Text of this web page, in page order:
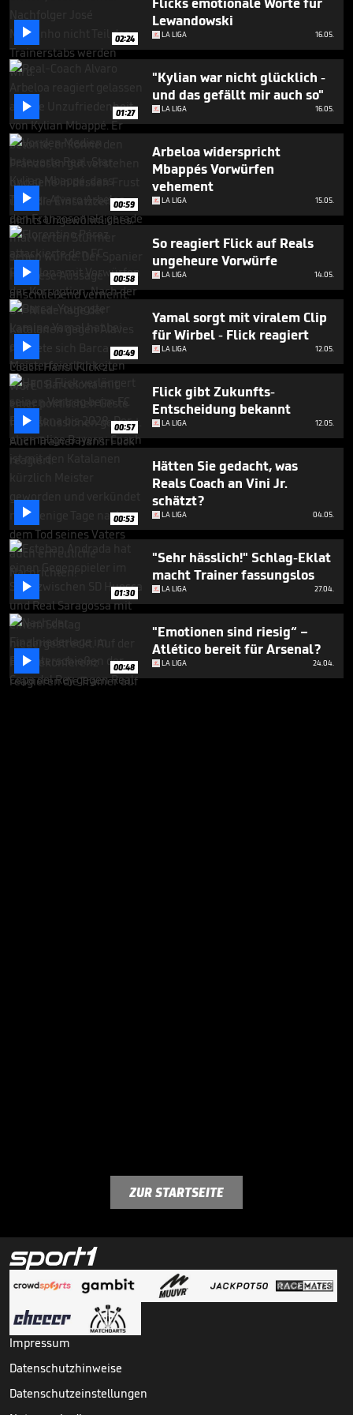
seconds
 02:24
Lewandowski
LA LIGA 16.05.
 01:27
"Kylian war nicht glücklich -
und das gefällt mir auch so"
LA LIGA 16.05.
 00:59
Arbeloa widerspricht
Mbappés Vorwürfen
vehement
LA LIGA 15.05.
 00:58
So reagiert Flick auf Reals
ungeheure Vorwürfe
LA LIGA 14.05.
 00:49
Yamal sorgt mit viralem Clip
für Wirbel - Flick reagiert
LA LIGA 12.05.
 00:57
Flick gibt Zukunfts-
Entscheidung bekannt
LA LIGA 12.05.
 00:53
Hätten Sie gedacht, was
Reals Coach an Vini Jr.
schätzt?
LA LIGA 04.05.
 01:30
"Sehr hässlich!" Schlag-Eklat
macht Trainer fassungslos
LA LIGA 27.04.
 00:48
"Emotionen sind riesig“ –
Atlético bereit für Arsenal?
LA LIGA 24.04.
ZUR STARTSEITE
Impressum
Datenschutzhinweise
Datenschutzeinstellungen